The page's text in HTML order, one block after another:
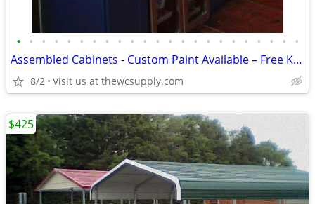
• • • • • • • • • • • • • • • • • • • • • • •
Assembled Cabinets - Custom Paint Available – Free Kitchen Design
8/2 Visit us at thewcsupply.com
$425